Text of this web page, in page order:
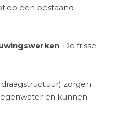
op een bestaand
. De frisse
zorgen
en kunnen